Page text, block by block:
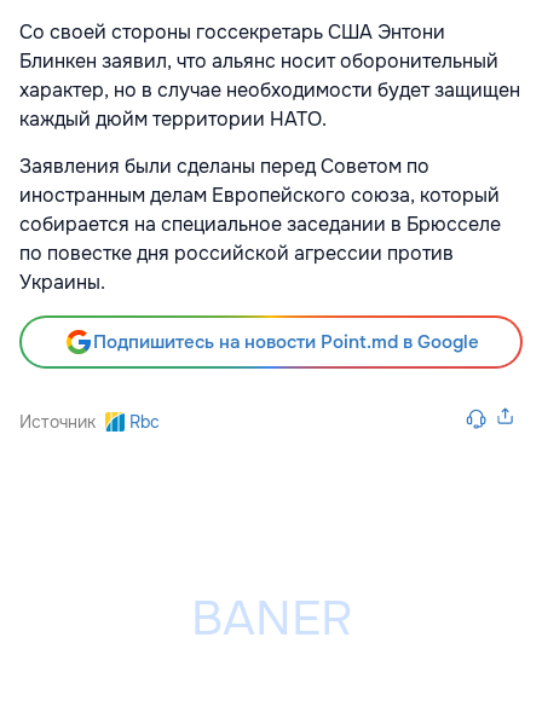
Со своей стороны госсекретарь США Энтони
Блинкен заявил, что альянс носит оборонительный
характер, но в случае необходимости будет защищен
каждый дюйм территории НАТО.
Заявления были сделаны перед Советом по
иностранным делам Европейского союза, который
собирается на специальное заседании в Брюсселе
по повестке дня российской агрессии против
Украины.
Подпишитесь на новости Point.md в Google
Источник Rbc